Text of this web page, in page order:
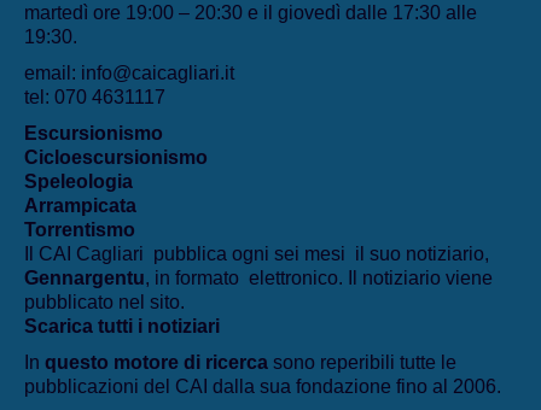
martedì ore 19:00 – 20:30 e il giovedì dalle 17:30 alle
19:30.
email: info@caicagliari.it
tel: 070 4631117
Escursionismo
Cicloescursionismo
Speleologia
Arrampicata
Torrentismo
Il CAI Cagliari pubblica ogni sei mesi il suo notiziario,
Gennargentu, in formato elettronico. Il notiziario viene
pubblicato nel sito.
Scarica tutti i notiziari
In questo motore di ricerca sono reperibili tutte le
pubblicazioni del CAI dalla sua fondazione fino al 2006.